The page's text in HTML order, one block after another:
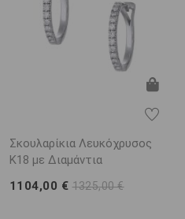
Σκουλαρίκια Λευκόχρυσος
Κ18 με Διαμάντια
1104,00 € 1325,00 €